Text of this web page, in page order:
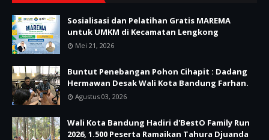
Sosialisasi dan Pelatihan Gratis MAREMA
untuk UMKM di Kecamatan Lengkong
Mei 21, 2026
Buntut Penebangan Pohon Cihapit : Dadang
Hermawan Desak Wali Kota Bandung Farhan.
Agustus 03, 2026
Wali Kota Bandung Hadiri d'BestO Family Run
2026, 1.500 Peserta Ramaikan Tahura Djuanda